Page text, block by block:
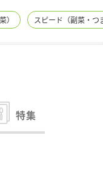
） スピード（副菜・つ
特集